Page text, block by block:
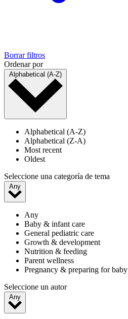
Borrar filtros
Ordenar por
Alphabetical (A-Z)
Alphabetical (A-Z)
Alphabetical (Z-A)
Most recent
Oldest
Seleccione una categoría de tema
Any
Any
Baby & infant care
General pediatric care
Growth & development
Nutrition & feeding
Parent wellness
Pregnancy & preparing for baby
Seleccione un autor
Any